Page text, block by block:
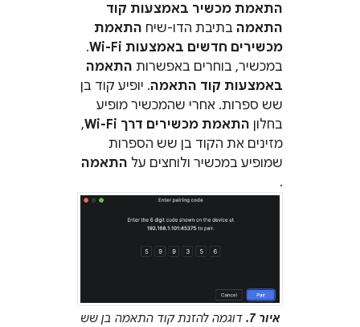
התאמת מכשיר באמצעות קוד
התאמה בתיבת הדו-שיח התאמת
מכשירים חדשים באמצעות Wi-Fi
.
במכשיר, בוחרים באפשרות התאמה
באמצעות קוד התאמה. יופיע קוד בן
שש ספרות. אחרי שהמכשיר מופיע
בחלון התאמת מכשירים דרך Wi-Fi
,
מזינים את הקוד בן שש הספרות
שמופיע במכשיר ולוחצים על התאמה
.
איור 7. דוגמה להזנת קוד התאמה בן שש